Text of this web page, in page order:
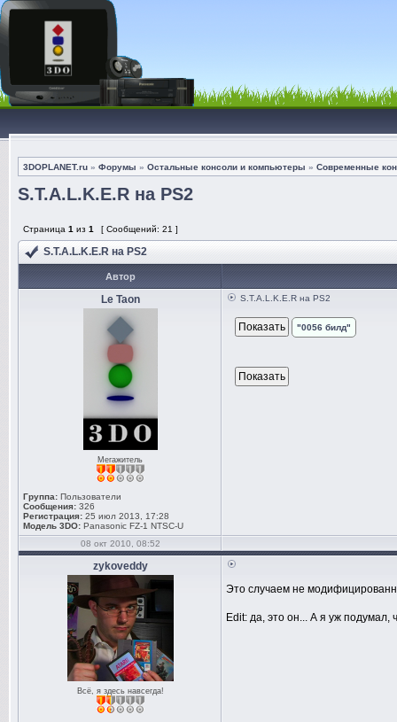
3DOPLANET.ru » Форумы » Остальные консоли и компьютеры » Современные
S.T.A.L.K.E.R на PS2
Страница 1 из 1 [ Сообщений: 21 ]
S.T.A.L.K.E.R на PS2
Автор
Le Taon
Мегажитель
Группа: Пользователи
Сообщения: 326
Регистрация: 25 июл 2013, 17:28
Модель 3DO: Panasonic FZ-1 NTSC-U
S.T.A.L.K.E.R на PS2
"0056 билд"
08 окт 2010, 08:52
zykoveddy
Всё, я здесь навсегда!
Это случаем не
Edit: да, это он... А я уж подумал,